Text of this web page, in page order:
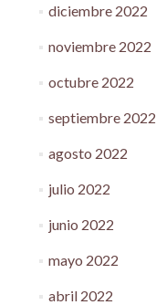
diciembre 2022
noviembre 2022
octubre 2022
septiembre 2022
agosto 2022
julio 2022
junio 2022
mayo 2022
abril 2022